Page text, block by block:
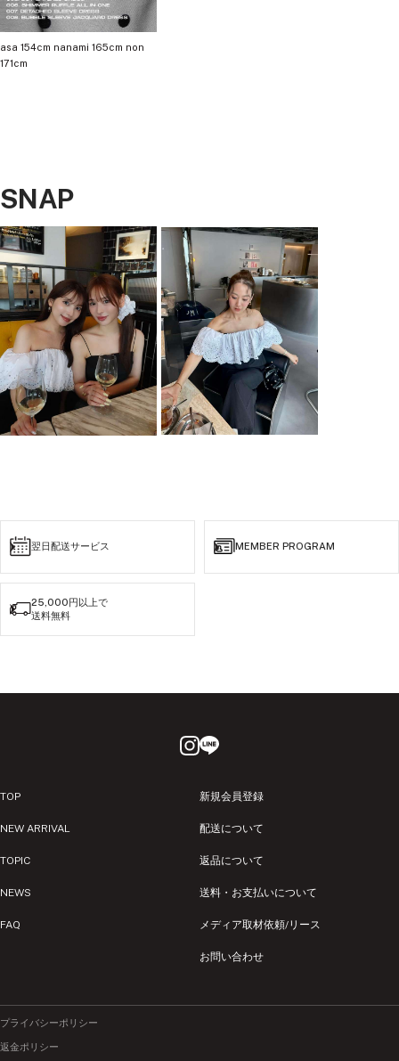
Material
（ブラックホワイト）
本体：ポリエステル100%
袖内側：綿100%
刺繍フリル・シュシュ：ポリエステル100%
裏地：ポリエステル100%
スタッフコメント
＃ブラックホワイト
ワンピースはさらりとした落ち感のある素材、白の刺繍フリル部分は綿100％の素
材を使用しており、夏にぴったりの素材感です。
＃グレーブラック
ワンピースにはピンストライプの素材、黒の刺繍生地部分はPE100％の微光沢タフ
タを使用。
asa 154cm nanami 165cm non
171cm
SNAP
翌日配送サービス MEMBER PROGRAM
25,000円以上で
送料無料
TOP
NEW ARRIVAL
TOPIC
NEWS
FAQ
新規会員登録
配送について
返品について
送料・お支払いについて
メディア取材依頼/リース
お問い合わせ
プライバシーポリシー
返金ポリシー